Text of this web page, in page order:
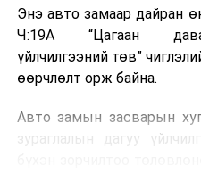
Хятад, Монголын
сурвалжилгын нээлтийн
ӨМНӨХ МЭДЭЭ
Хаягдсан уурхайд
жуулчлалын бүс
байна. Тухайлбал,
гарсан үнснээс фосфор
ашигладаг бол
боловсруулах
Ийнхүү лаг хатаах,
Энэ авто замаар дайран
Ч:19А “Цагаан
үйлчилгээний төв”
өөрчлөлт орж байна.
Авто замын засварын
зураглалын дагуу